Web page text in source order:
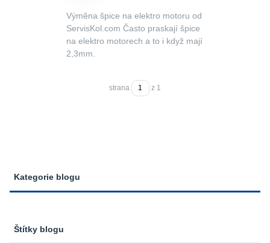
Kategorie blogu
Štítky blogu
Výměna špice na elektro motoru od
ServisKol.com Často praskají špice
na elektro motorech a to i když mají
2,3mm.
strana z 1